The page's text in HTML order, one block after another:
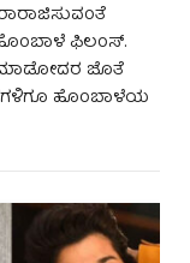
ಫಿಲಂಸ್.
ಜೊತೆ
ಹೊಂಬಾಳೆಯ